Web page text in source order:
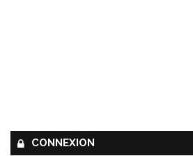
CONNEXION